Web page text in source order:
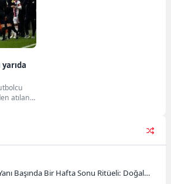
atılan
Başında Bir Hafta Sonu Ritüeli: Doğal